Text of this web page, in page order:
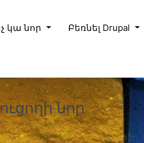
կա նոր Բեռնել Drupal
նոր